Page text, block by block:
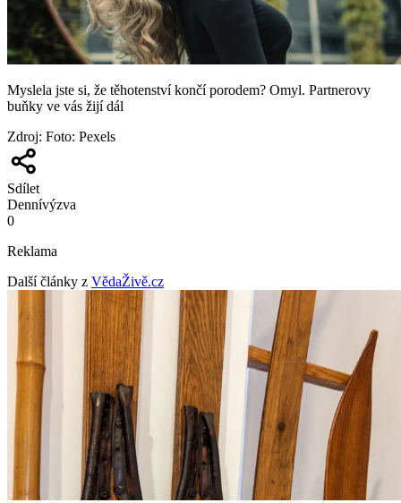
Myslela jste si, že těhotenství končí porodem? Omyl. Partnerovy
buňky ve vás žijí dál
Zdroj: Foto: Pexels
Sdílet
Dennívýzva
0
Reklama
Další články z VědaŽivě.cz